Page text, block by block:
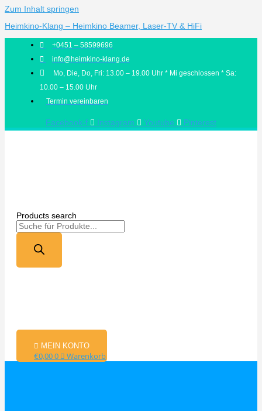
Zum Inhalt springen
Heimkino-Klang – Heimkino Beamer, Laser-TV & HiFi
+0451 – 58599696
info@heimkino-klang.de
Mo, Die, Do, Fri: 13.00 – 19.00 Uhr * Mi geschlossen * Sa:
10.00 – 15.00 Uhr
Termin vereinbaren
Facebook-f Instagram Youtube Pinterest
Products search
MEIN KONTO
€0,000 Warenkorb